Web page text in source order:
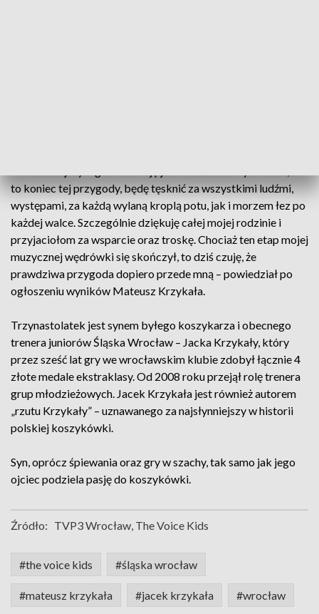
to koniec tej przygody, będę tęsknić za wszystkimi ludźmi,
występami, za każdą wylaną kroplą potu, jak i morzem łez po
każdej walce. Szczególnie dziękuję całej mojej rodzinie i
przyjaciołom za wsparcie oraz troskę. Chociaż ten etap mojej
muzycznej wędrówki się skończył, to dziś czuję, że
prawdziwa przygoda dopiero przede mną – powiedział po
ogłoszeniu wyników Mateusz Krzykała.
Trzynastolatek jest synem byłego koszykarza i obecnego
trenera juniorów Śląska Wrocław – Jacka Krzykały, który
przez sześć lat gry we wrocławskim klubie zdobył łącznie 4
złote medale ekstraklasy. Od 2008 roku przejął rolę trenera
grup młodzieżowych. Jacek Krzykała jest również autorem
„rzutu Krzykały” – uznawanego za najsłynniejszy w historii
polskiej koszykówki.
Syn, oprócz śpiewania oraz gry w szachy, tak samo jak jego
ojciec podziela pasję do koszykówki.
Źródło: TVP3 Wrocław, The Voice Kids
#the voice kids #śląska wrocław
#mateusz krzykała #jacek krzykała #wrocław